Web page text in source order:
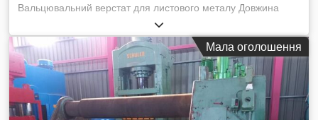
Вальцювальний верстат для листового металу Довжина
листа: 4000 мм Dsdehxyilepfx Aa Djkr Товщина листа: 15
мм 3 вальці Попереднє згинання Вага: 23 000 кг Верстат у
відмінному стані, як новий Нова електрична панель, нова
електрошкаф, нові кабелі, нові ущільнення, відновлені
двигун і насос
Мала оголошення